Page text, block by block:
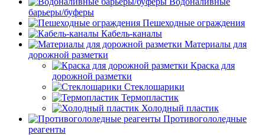
барьеры/буферы
Пешеходные ограждения
Кабель-каналы
Материалы для
дорожной разметки
Краска для
дорожной разметки
Стеклошарики
Термопластик
Холодный пластик
Противогололедные
реагенты